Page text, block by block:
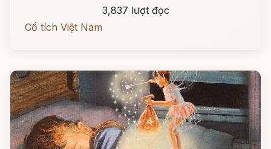
3,837 lượt đọc
Cổ tích Việt Nam